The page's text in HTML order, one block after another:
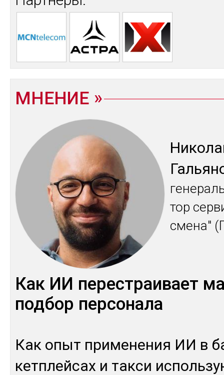
МНЕНИЕ
тор
сме­на"
Как ИИ пе­рес­траи­вает
под­бор пер­со­нала
Как опыт при­ме­не­ния ИИ в
кет­плей­сах и так­си